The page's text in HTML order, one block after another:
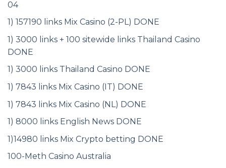
04
1) 157190 links Mix Casino (2-PL) DONE
1) 3000 links + 100 sitewide links Thailand Casino
DONE
1) 3000 links Thailand Casino DONE
1) 7843 links Mix Casino (IT) DONE
1) 7843 links Mix Casino (NL) DONE
1) 8000 links English News DONE
1)14980 links Mix Crypto betting DONE
100-Meth Casino Australia